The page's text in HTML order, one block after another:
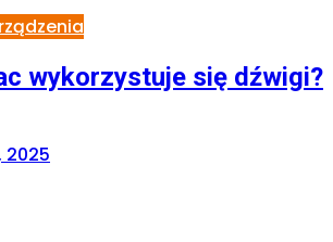
wykorzystuje się dźwigi?
2025